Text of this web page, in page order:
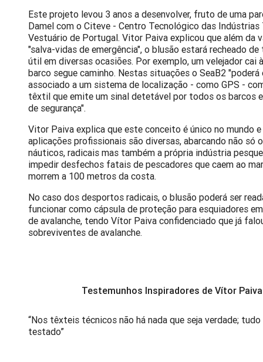
Este projeto levou 3 anos a desenvolver, fruto de uma
Damel com o Citeve - Centro Tecnológico das
Vestuário de Portugal. Vitor Paiva explicou que além da
"salva-vidas de emergência", o blusão estará recheado
útil em diversas ocasiões. Por exemplo, um velejador cai
barco segue caminho. Nestas situações o SeaB2 "poderá
associado a um sistema de localização - como GPS -
têxtil que emite um sinal detetável por todos os barcos
de segurança".
Vitor Paiva explica que este conceito é único no mundo
aplicações profissionais são diversas, abarcando não só
náuticos, radicais mas também a própria indústria
impedir desfechos fatais de pescadores que caem ao
morrem a 100 metros da costa.
No caso dos desportos radicais, o blusão poderá ser
funcionar como cápsula de proteção para esquiadores
de avalanche, tendo Vítor Paiva confidenciado que já
sobreviventes de avalanche.
Testemunhos Inspiradores deVítor Paiva
“Nos têxteis técnicos não há nada que seja verdade;
testado”